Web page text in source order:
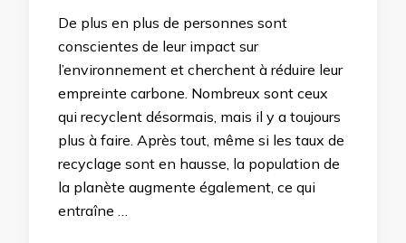
De plus en plus de personnes sont
conscientes de leur impact sur
l’environnement et cherchent à réduire leur
empreinte carbone. Nombreux sont ceux
qui recyclent désormais, mais il y a toujours
plus à faire. Après tout, même si les taux de
recyclage sont en hausse, la population de
la planète augmente également, ce qui
entraîne …